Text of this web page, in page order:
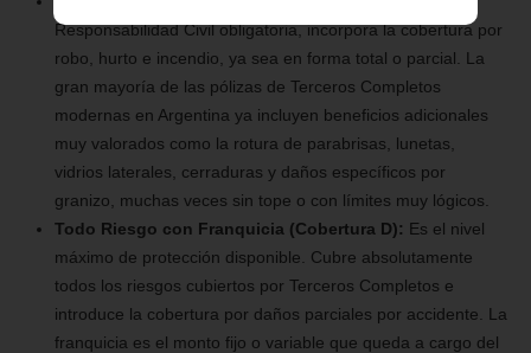
Responsabilidad Civil obligatoria, incorpora la cobertura por
robo, hurto e incendio, ya sea en forma total o parcial. La
gran mayoría de las pólizas de Terceros Completos
modernas en Argentina ya incluyen beneficios adicionales
muy valorados como la rotura de parabrisas, lunetas,
vidrios laterales, cerraduras y daños específicos por
granizo, muchas veces sin tope o con límites muy lógicos.
Todo Riesgo con Franquicia (Cobertura D): Es el nivel
máximo de protección disponible. Cubre absolutamente
todos los riesgos cubiertos por Terceros Completos e
introduce la cobertura por daños parciales por accidente. La
franquicia es el monto fijo o variable que queda a cargo del